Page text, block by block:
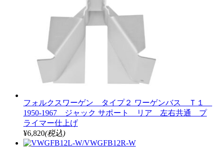
フォルクスワーゲン タイプ２ ワーゲンバス Ｔ１
1950-1967 ジャック サポート リア 左右共通 プ
ライマー仕上げ
¥6,820(税込)